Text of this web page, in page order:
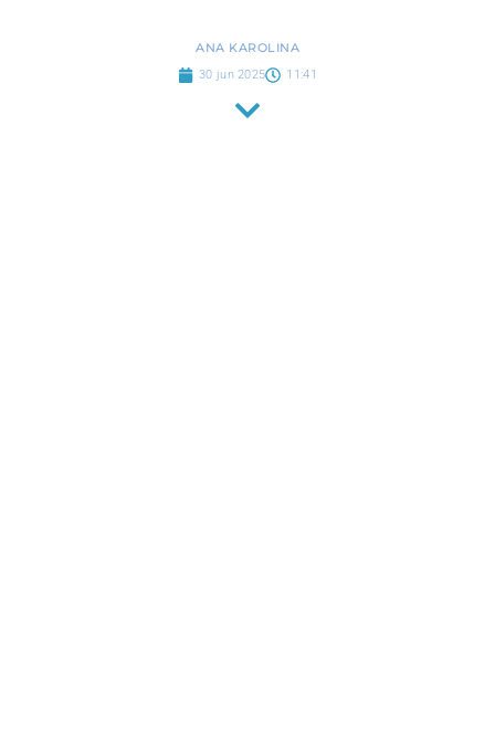
ANA KAROLINA
30 jun 2025 11:41